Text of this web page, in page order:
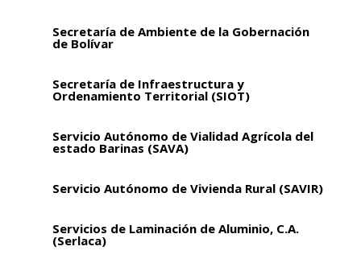
Secretaría de Ambiente de la Gobernación
de Bolívar
Secretaría de Infraestructura y
Ordenamiento Territorial (SIOT)
Servicio Autónomo de Vialidad Agrícola del
estado Barinas (SAVA)
Servicio Autónomo de Vivienda Rural (SAVIR)
Servicios de Laminación de Aluminio, C.A.
(Serlaca)